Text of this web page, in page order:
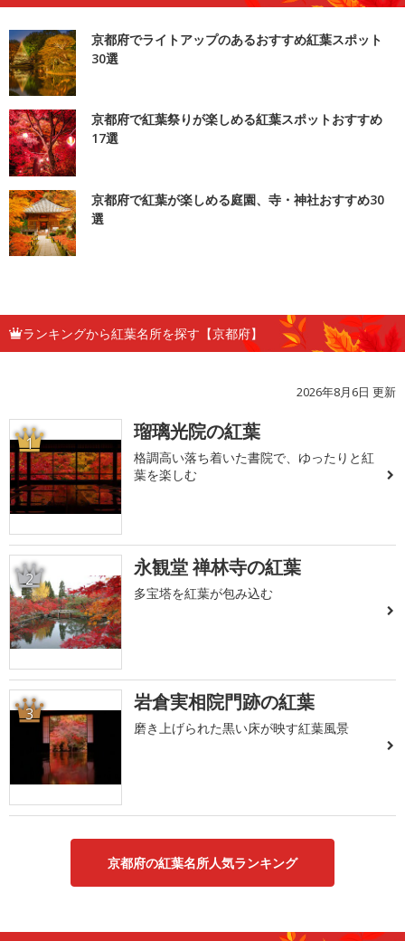
京都府でライトアップのあるおすすめ紅葉スポット
30選
京都府で紅葉祭りが楽しめる紅葉スポットおすすめ
17選
京都府で紅葉が楽しめる庭園、寺・神社おすすめ30
選
ランキングから紅葉名所を探す【京都府】
2026年8月6日 更新
1 瑠璃光院の紅葉
格調高い落ち着いた書院で、ゆったりと紅
葉を楽しむ
2 永観堂 禅林寺の紅葉
多宝塔を紅葉が包み込む
3 岩倉実相院門跡の紅葉
磨き上げられた黒い床が映す紅葉風景
京都府の紅葉名所人気ランキング